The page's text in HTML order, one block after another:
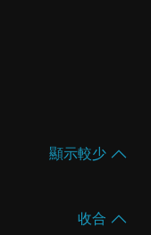
顯示較少
收合